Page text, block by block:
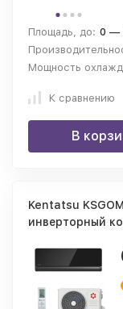
Площадь, до: 0 —
Мощность
К сравнению
В
Kentatsu
инверторный